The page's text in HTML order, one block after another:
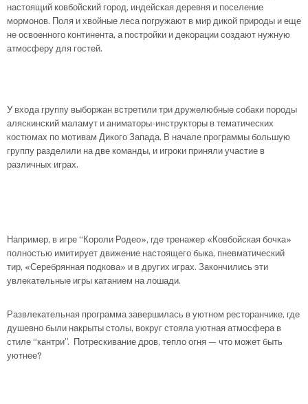
настоящий ковбойский город, индейская деревня и поселение
мормонов. Поля и хвойные леса погружают в мир дикой природы и еще
не освоенного континента, а постройки и декорации создают нужную
атмосферу для гостей.
У входа группу выборжан встретили три дружелюбные собаки породы
аляскинский маламут и аниматоры-инструкторы в тематических
костюмах по мотивам Дикого Запада. В начале программы большую
группу разделили на две команды, и игроки приняли участие в
различных играх.
Например, в игре “Короли Родео», где тренажер «Ковбойская бочка»
полностью имитирует движение настоящего быка, пневматический
тир, «Серебрянная подкова» и в других играх. Закончились эти
увлекательные игры катанием на лошади.
Развлекательная программа завершилась в уютном ресторанчике, где
душевно были накрыты столы, вокруг стояла уютная атмосфера в
стиле “кантри”. Потрескивание дров, тепло огня — что может быть
уютнее?